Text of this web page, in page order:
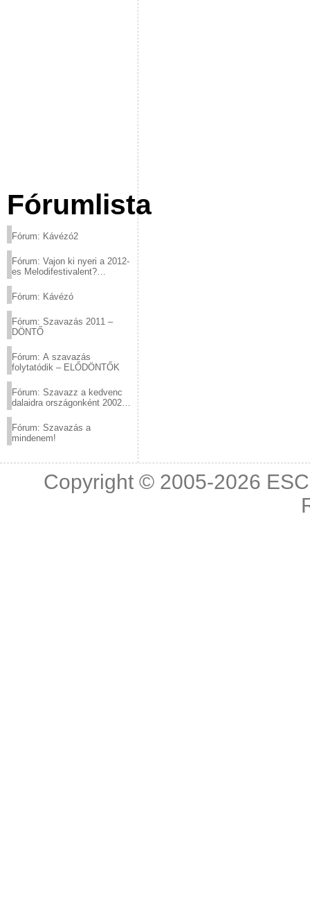
Fórumlista
Fórum: Kávézó2
Fórum: Vajon ki nyeri a 2012-
es Melodifestivalent?
Fórum: Kávézó
Fórum: Szavazás 2011 –
DÖNTŐ
Fórum: A szavazás
folytatódik – ELŐDÖNTŐK
Fórum: Szavazz a kedvenc
dalaidra országonként 2002
Fórum: Szavazás a
mindenem!
Copyright © 2005-2026